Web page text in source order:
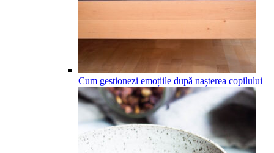
Cum gestionezi emoțiile după nașterea copilului